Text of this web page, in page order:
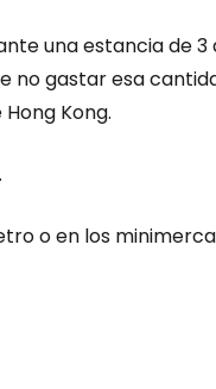
una estancia de 3
no gastar esa
Kong.
o en los